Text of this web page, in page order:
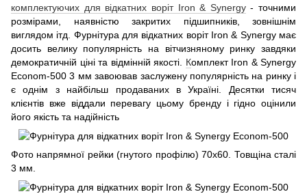
комплектуючих для відкатних воріт Iron & Synergy- точними
розмірами, наявністю закритих підшипників, зовнішнім
виглядом ітд. Фурнітура для відкатних воріт Iron & Synergy має
досить велику популярність на вітчизняному ринку завдяки
демократичній ціні та відмінній якості. Комплект Iron & Synergy
Econom-500 3 мм завоював заслужену популярність на ринку і
є однім з найбільш продаваних в Україні. Десятки тисяч
клієнтів вже віддали перевагу цьому бренду і гідно оцінили
його якість та надійність
Фото напрямної рейки (гнутого профілю) 70х60. Товщіна сталі
3 мм.